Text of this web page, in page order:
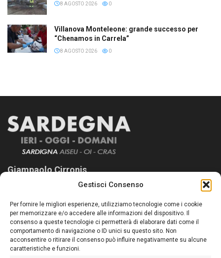
Gestisci Consenso
Per fornire le migliori esperienze, utilizziamo tecnologie come i cookie
per memorizzare e/o accedere alle informazioni del dispositivo. Il
consenso a queste tecnologie ci permetterà di elaborare dati come il
comportamento di navigazione o ID unici su questo sito. Non
acconsentire o ritirare il consenso può influire negativamente su alcune
caratteristiche e funzioni.
8 AGOSTO 2026 0
Villanova Monteleone: grande successo per
“Chenamos in Carrela”
8 AGOSTO 2026 0
Giampaolo Cirronis
Sardegna Ieri-Oggi-Domani nasce per informare “liberamente” i
lettori su quanto accade in Sardegna, con un occhio rivolto al
nostro passato e, soprattutto, al nostro futuro
Follow Us